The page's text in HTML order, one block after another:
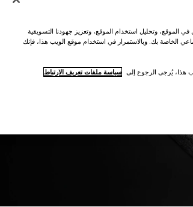
الموقع، وتحليل استخدام الموقع، وتعزيز جهودنا التسويقية
الخاصة بك. وبالاستمرار في استخدام موقع الويب هذا، فإنك
هذا، يُرجى الرجوع إلى سياسة ملفات تعريف الارتباط